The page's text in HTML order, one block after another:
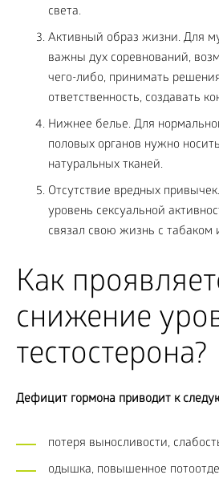
света.
Активный образ жизни. Для
важны дух соревнований,
чего-либо, принимать
ответственность, создавать
Нижнее белье. Для
половых органов нужно
натуральных тканей.
Отсутствие вредных
уровень сексуальной
связал свою жизнь с табаком
Как
снижение
тестостерона?
Дефицит гормона приводит к
потеря выносливости,
одышка, повышенное